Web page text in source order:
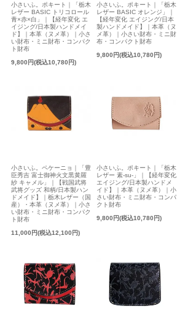
小さいふ。ポキート｜「栃木
レザー BASIC トリコロール
青×赤×白」｜【経年変化 エ
イジング/日本製ハンドメイ
ド】｜本革（ヌメ革）｜小さ
い財布・ミニ財布・コンパク
ト財布
9,800円(税込10,780円)
小さいふ。ポキート｜「栃木
レザー BASIC オレンジ」｜
【経年変化 エイジング/日本
製ハンドメイド】｜本革（ヌ
メ革）｜小さい財布・ミニ財
布・コンパクト財布
9,800円(税込10,780円)
小さいふ。ペケーニョ｜「豊
臣秀吉 富士御神火文黒黄羅
紗 キャメル」｜【戦国武将
武将グッズ 和柄/日本製ハン
ドメイド】｜栃木レザー（国
産）・本革（ヌメ革）｜小さ
い財布・ミニ財布・コンパク
ト財布
11,000円(税込12,100円)
小さいふ。ポキート｜「栃木
レザー 素-su-」｜【経年変化
エイジング/日本製ハンドメ
イド】｜本革（ヌメ革）｜小
さい財布・ミニ財布・コンパ
クト財布
9,800円(税込10,780円)